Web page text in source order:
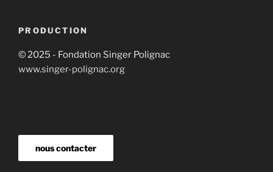
PRODUCTION
© 2025 - Fondation Singer Polignac
www.singer-polignac.org
nous contacter